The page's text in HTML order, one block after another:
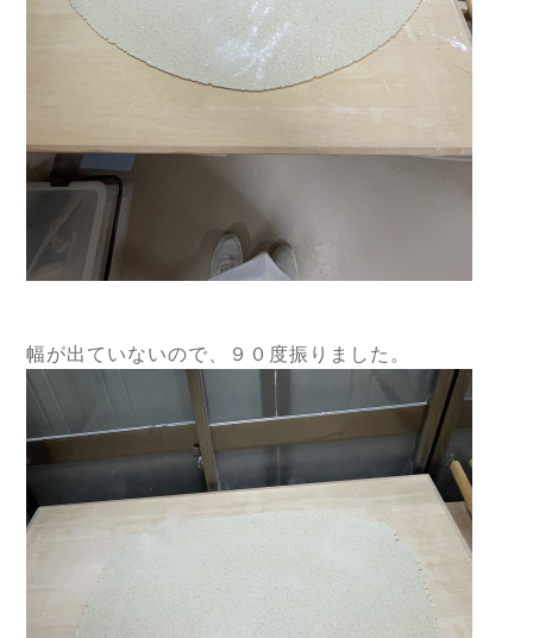
幅が出ていないので、９０度振りました。